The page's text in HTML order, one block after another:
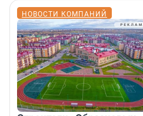
НОВОСТИ КОМПАНИЙ